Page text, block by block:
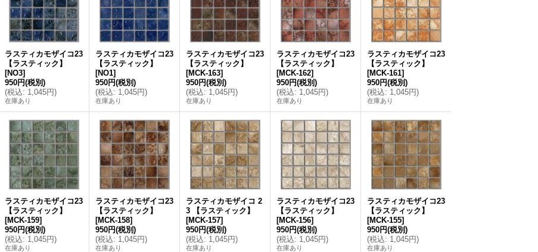
ラスティカモザイコ23
【ラスティック】
[NO3]
950円(税別)
(税込: 1,045円)
在庫あり
ラスティカモザイコ23
【ラスティック】
[NO1]
950円(税別)
(税込: 1,045円)
在庫あり
ラスティカモザイコ23
【ラスティック】
[MCK-163]
950円(税別)
(税込: 1,045円)
在庫あり
ラスティカモザイコ23
【ラスティック】
[MCK-162]
950円(税別)
(税込: 1,045円)
在庫あり
ラスティカモザイコ23
【ラスティック】
[MCK-161]
950円(税別)
(税込: 1,045円)
在庫あり
ラスティカモザイコ23
【ラスティック】
[MCK-159]
950円(税別)
(税込: 1,045円)
在庫あり
ラスティカモザイコ23
【ラスティック】
[MCK-158]
950円(税別)
(税込: 1,045円)
在庫あり
ラスティカモザイコ 2
3 【ラスティック】
[MCK-157]
950円(税別)
(税込: 1,045円)
在庫あり
ラスティカモザイコ23
【ラスティック】
[MCK-156]
950円(税別)
(税込: 1,045円)
在庫あり
ラスティカモザイコ23
【ラスティック】
[MCK-155]
950円(税別)
(税込: 1,045円)
在庫あり